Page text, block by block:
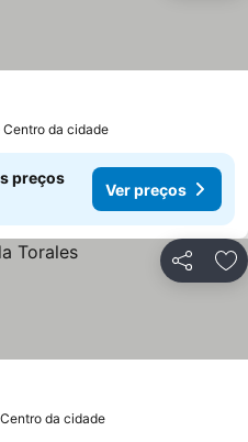
Centro da cidade
preços
Ver preços
Partilhar
da cidade